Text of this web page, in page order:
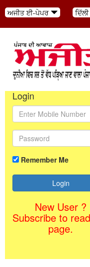
ਅਜੀਤ ਈ-ਪੇਪਰ
Login
Remember Me
New User ?
Subscribe to
page.